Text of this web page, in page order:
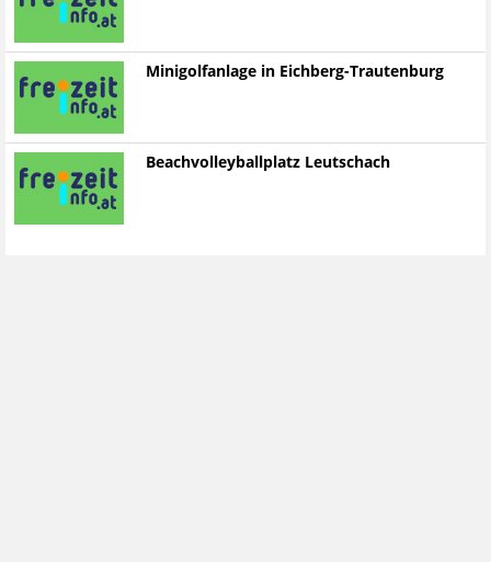
Minigolfanlage in Eichberg-Trautenburg
Beachvolleyballplatz Leutschach